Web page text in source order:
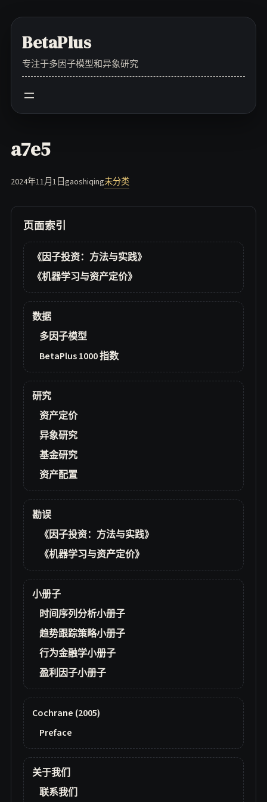
contentBetaPlus
专注于多因子模型和异象研究
a7e5
2024年11月1日gaoshiqing未分类
页面索引
《因子投资：方法与实践》
《机器学习与资产定价》
数据
多因子模型
BetaPlus 1000 指数
研究
资产定价
异象研究
基金研究
资产配置
勘误
《因子投资：方法与实践》
《机器学习与资产定价》
小册子
时间序列分析小册子
趋势跟踪策略小册子
行为金融学小册子
盈利因子小册子
Cochrane (2005)
Preface
关于我们
联系我们